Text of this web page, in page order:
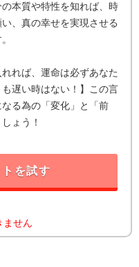
本質や特性を知れば、時
、真の幸せを実現させる
れば、運命は必ずあなた
遅い時はない！】この言
る為の「変化」と「前
ょう！
を試す
ません